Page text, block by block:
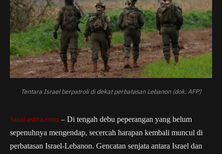
Tentara Israel berpatroli di dekat perbatasan Lebanon (dok. AFP)
Suarastra.com – Di tengah debu peperangan yang belum
sepenuhnya mengendap, secercah harapan kembali muncul di
perbatasan Israel-Lebanon. Gencatan senjata antara Israel dan